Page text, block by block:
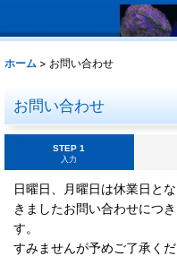
ホーム > お問い合わせ
お問い合わせ
STEP 1
入力
日曜日、月曜日は休業日と
きましたお問い合わせにつ
す。
すみませんが予めご了承くだ